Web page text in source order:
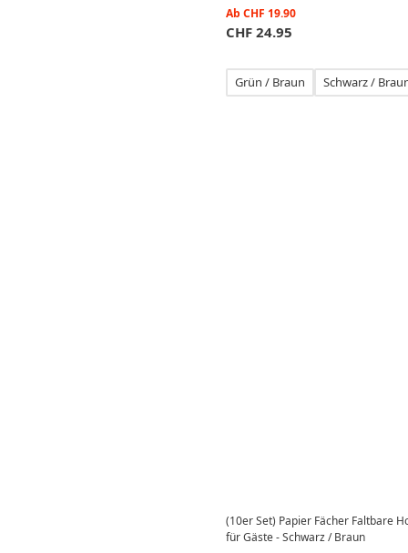
Ab CHF 19.90
CHF 24.95
Grün / Braun Schwarz /
(10er Set) Papier Fächer Faltbare
für Gäste - Schwarz / Braun